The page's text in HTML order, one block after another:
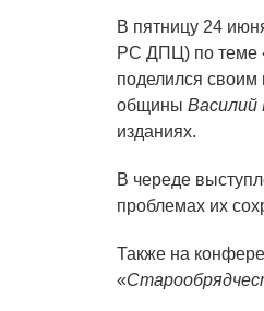
В пятницу 24
РС ДПЦ) по теме
поделился своим
общины Василий
изданиях.
В череде
проблемах их
Также на
«